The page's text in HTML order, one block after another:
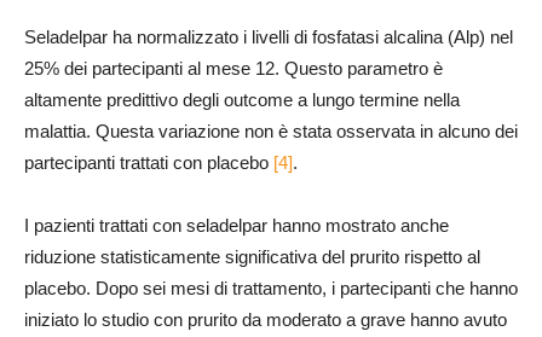
Seladelpar ha normalizzato i livelli di fosfatasi alcalina (Alp) nel
25% dei partecipanti al mese 12. Questo parametro è
altamente predittivo degli outcome a lungo termine nella
malattia. Questa variazione non è stata osservata in alcuno dei
partecipanti trattati con placebo [4].
I pazienti trattati con seladelpar hanno mostrato anche
riduzione statisticamente significativa del prurito rispetto al
placebo. Dopo sei mesi di trattamento, i partecipanti che hanno
iniziato lo studio con prurito da moderato a grave hanno avuto